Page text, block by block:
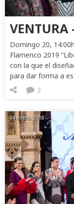
VENTURA
Domingo 20,
Flamenco 2019
con la que el
para dar forma a
3
14 enero, 2018